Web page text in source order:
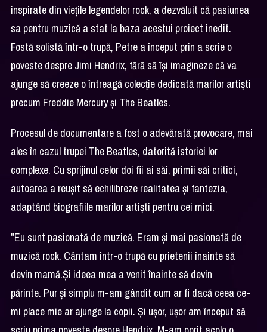
inspirate din viețile legendelor rock, a dezvăluit că pasiunea
sa pentru muzică a stat la baza acestui proiect inedit.
Fostă solistă într-o trupă, Petre a început prin a scrie o
poveste despre Jimi Hendrix, fără să își imagineze că va
ajunge să creeze o întreagă colecție dedicată marilor artiști
precum Freddie Mercury și The Beatles.
Procesul de documentare a fost o adevărată provocare, mai
ales în cazul trupei The Beatles, datorită istoriei lor
complexe. Cu sprijinul celor doi fii ai săi, primii săi critici,
autoarea a reușit să echilibreze realitatea și fantezia,
adaptând biografiile marilor artiști pentru cei mici.
"Eu sunt pasionată de muzică. Eram și mai pasionată de
muzică rock. Cântam într-o trupă cu prietenii înainte să
devin mamă.Și ideea mea a venit înainte să devin
părinte. Pur și simplu m-am gândit cum ar fi dacă ceea ce-
mi place mie ar ajunge la copii. Și ușor, ușor am început să